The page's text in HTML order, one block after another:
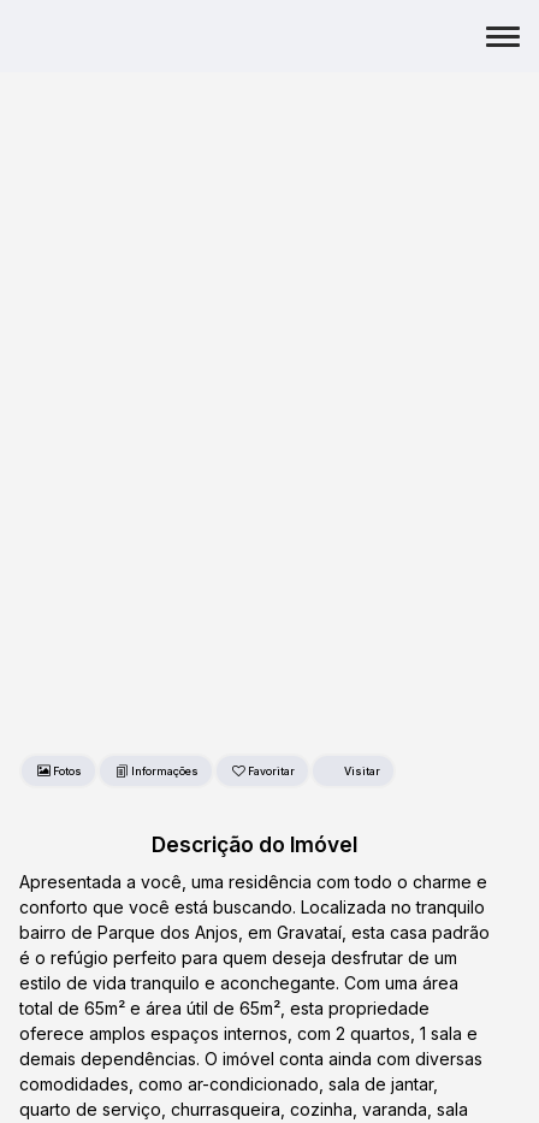
Fotos Favoritar
Descrição do Imóvel
Apresentada a você, uma residência com todo o charme e
conforto que você está buscando. Localizada no tranquilo
bairro de Parque dos Anjos, em Gravataí, esta casa padrão
é o refúgio perfeito para quem deseja desfrutar de um
estilo de vida tranquilo e aconchegante. Com uma área
total de 65m² e área útil de 65m², esta propriedade
oferece amplos espaços internos, com 2 quartos, 1 sala e
demais dependências. O imóvel conta ainda com diversas
comodidades, como ar-condicionado, sala de jantar,
quarto de serviço, churrasqueira, cozinha, varanda, sala